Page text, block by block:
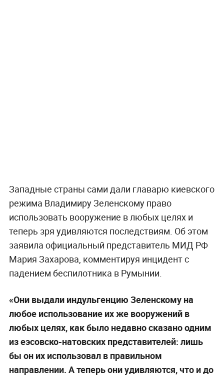
Западные страны сами дали главарю киевского
режима Владимиру Зеленскому право
использовать вооружение в любых целях и
теперь зря удивляются последствиям. Об этом
заявила официальный представитель МИД РФ
Мария Захарова, комментируя инцидент с
падением беспилотника в Румынии.
«Они выдали индульгенцию Зеленскому на
любое использование их же вооружений в
любых целях, как было недавно сказано одним
из еэсовско-натовских представителей: лишь
бы он их использовал в правильном
направлении. А теперь они удивляются, что и до